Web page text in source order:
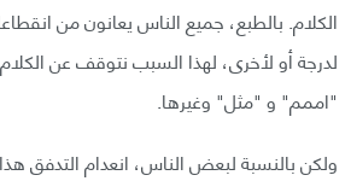
الكلام. بالطبع، جميع الناس يعانون من
لدرجة أو لأخرى، لهذا السبب نتوقف عن
"اممم" و "مثل" وغيرها.
ولكن بالنسبة لبعض الناس، انعدام التدفق